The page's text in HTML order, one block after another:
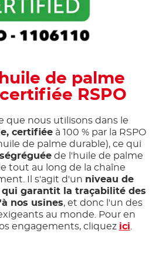
de palme
RSPO
que nous utilisons dans le
certifiée à 100 % par la RSPO
de palme durable), ce qui
ségréguée de l'huile de palme
tout au long de la chaîne
Il s'agit d'un niveau de
garantit la traçabilité des
nos usines, et donc l'un des
au monde. Pour en
engagements, cliquez ici.